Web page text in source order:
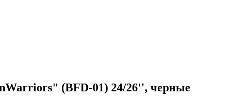
(BFD-01) 24/26'', черные